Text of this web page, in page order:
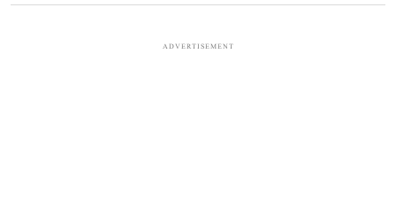
ADVERTISEMENT